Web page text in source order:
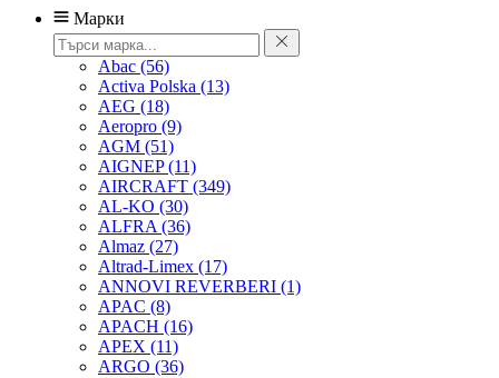
Марки
Abac (56)
Activa Polska (13)
AEG (18)
Aeropro (9)
AGM (51)
AIGNEP(11)
AIRCRAFT (349)
AL-KO (30)
ALFRA (36)
Almaz (27)
Altrad-Limex (17)
ANNOVI REVERBERI (1)
APAC (8)
APACH (16)
APEX (11)
ARGO (36)